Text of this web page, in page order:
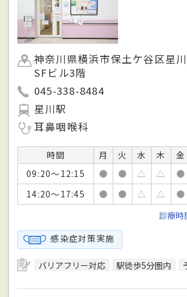
神奈川県横浜市保土ケ谷区星
SFビル3階
045-338-8484
星川駅
耳鼻咽喉科
時間 月 火 水 木 金
09:20～12:15
● ● △ △ ●
14:20～17:45
● ● △ △ ●
診療時
感染症対策実施
バリアフリー対応 駅徒歩5分圏内